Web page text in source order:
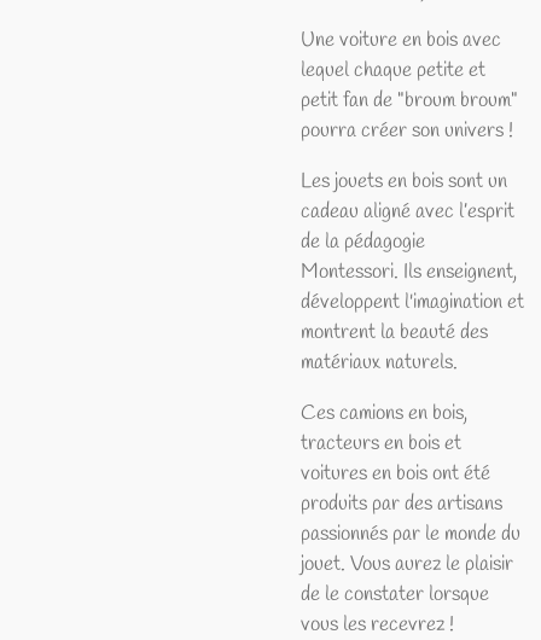
Une voiture en bois avec
lequel chaque petite et
petit fan de "broum broum"
pourra créer son univers !
Les jouets en bois sont un
cadeau aligné avec l’esprit
de la pédagogie
Montessori. Ils enseignent,
développent l'imagination et
montrent la beauté des
matériaux naturels.
Ces camions en bois,
tracteurs en bois et
voitures en bois ont été
produits par des artisans
passionnés par le monde du
jouet. Vous aurez le plaisir
de le constater lorsque
vous les recevrez !